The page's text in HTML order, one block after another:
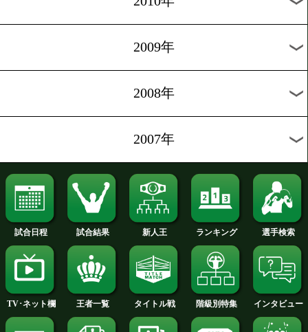
2013年
2012年
2011年
2010年
2009年